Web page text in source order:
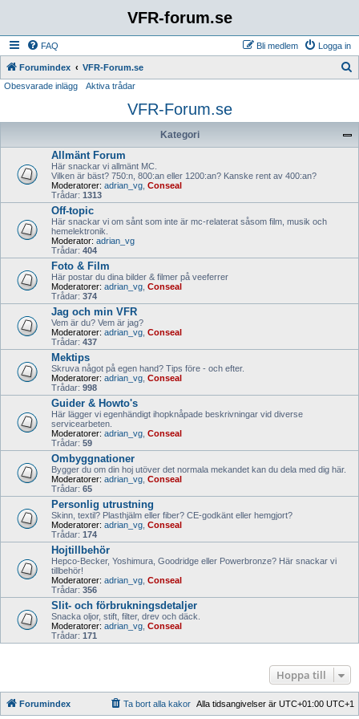
VFR-forum.se
FAQ Logga in
Bli medlem
Forumindex VFR-Forum.se
Obesvarade inlägg Aktiva trådar
VFR-Forum.se
Kategori
Allmänt Forum
Här snackar vi allmänt MC.
Vilken är bäst? 750:n, 800:an eller 1200:an? Kanske rent av 400:an?
Moderatorer: adrian_vg Conseal
Trådar: 1313
Off-topic
Här snackar vi om sånt som inte är mc-relaterat såsom film, musik och
hemelektronik.
Moderator: adrian_vg
Trådar: 404
Foto & Film
Här postar du dina bilder & filmer på veeferrer
Moderatorer: adrian_vg Conseal
Trådar: 374
Jag och min VFR
Vem är du? Vem är jag?
Moderatorer: adrian_vg Conseal
Trådar: 437
Mektips
Skruva något på egen hand? Tips före - och efter.
Moderatorer: adrian_vg Conseal
Trådar: 998
Guider & Howto's
Här lägger vi egenhändigt ihopknåpade beskrivningar vid diverse
servicearbeten.
Moderatorer: adrian_vg Conseal
Trådar: 59
Ombyggnationer
Bygger du om din hoj utöver det normala mekandet kan du dela med dig här.
Moderatorer: adrian_vg Conseal
Trådar: 65
Personlig utrustning
Skinn, textil? Plasthjälm eller fiber? CE-godkänt eller hemgjort?
Moderatorer: adrian_vg Conseal
Trådar: 174
Hojtillbehör
Hepco-Becker, Yoshimura, Goodridge eller Powerbronze? Här snackar vi
tillbehör!
Moderatorer: adrian_vg Conseal
Trådar: 356
Slit- och förbrukningsdetaljer
Snacka oljor, stift, filter, drev och däck.
Moderatorer: adrian_vg Conseal
Trådar: 171
Hoppa till
Forumindex Alla tidsangivelser är UTC+01:00 UTC+1
Ta bort alla kakor